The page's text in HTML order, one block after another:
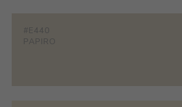
#E440
PAPIRO